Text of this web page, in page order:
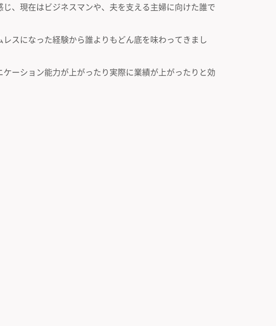
、現在はビジネスマンや、夫を支える主婦に向けた誰で
スになった経験から誰よりもどん底を味わってきまし
ーション能力が上がったり実際に業績が上がったりと効